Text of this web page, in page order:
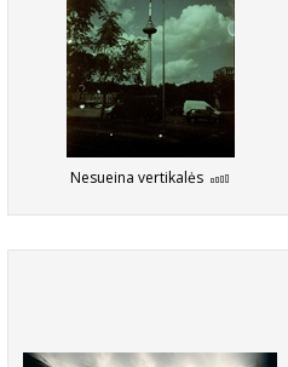
Nesueina vertikalės